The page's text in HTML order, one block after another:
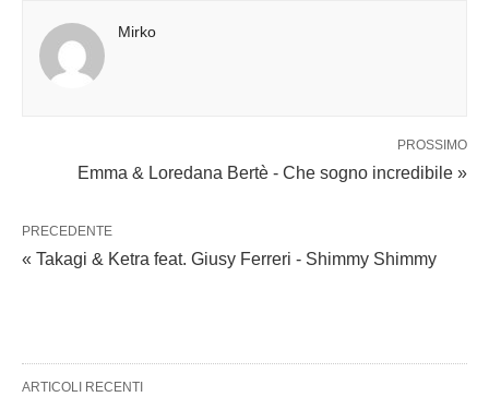
Mirko
PROSSIMO
Emma & Loredana Bertè - Che sogno incredibile »
PRECEDENTE
« Takagi & Ketra feat. Giusy Ferreri - Shimmy Shimmy
ARTICOLI RECENTI